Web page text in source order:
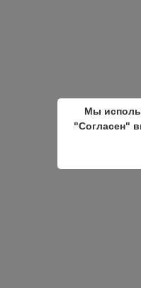
Мы
"Согласен"